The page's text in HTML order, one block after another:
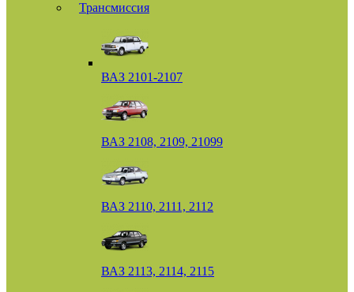
Трансмиссия
ВАЗ 2101-2107
ВАЗ 2108, 2109, 21099
ВАЗ 2110, 2111, 2112
ВАЗ 2113, 2114, 2115